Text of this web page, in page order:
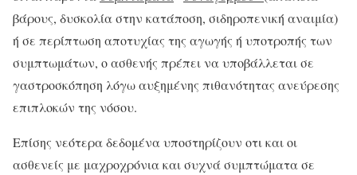
βάρους, δυσκολία στην κατάποση, σιδηροπενική αναιμία)
ή σε περίπτωση αποτυχίας της αγωγής ή υποτροπής των
συμπτωμάτων, ο ασθενής πρέπει να υποβάλλεται σε
γαστροσκόπηση λόγω αυξημένης πιθανότητας ανεύρεσης
επιπλοκών της νόσου.
Επίσης νεότερα δεδομένα υποστηρίζουν οτι και οι
ασθενείς με μαχροχρόνια και συχνά συμπτώματα σε